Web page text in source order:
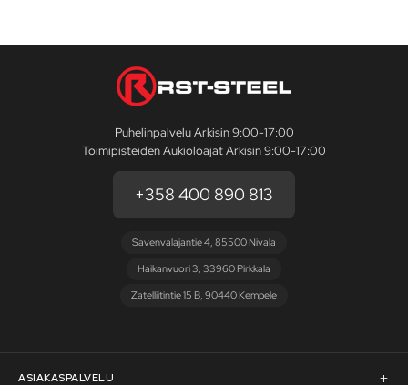
Puhelinpalvelu Arkisin 9:00-17:00
Toimipisteiden Aukioloajat Arkisin 9:00-17:00
+358 400 890 813
Savenvalajantie 4, 85500 Nivala
Haikanvuori 3, 33960 Pirkkala
Zatelliitintie 15 B, 90440 Kempele
ASIAKASPALVELU